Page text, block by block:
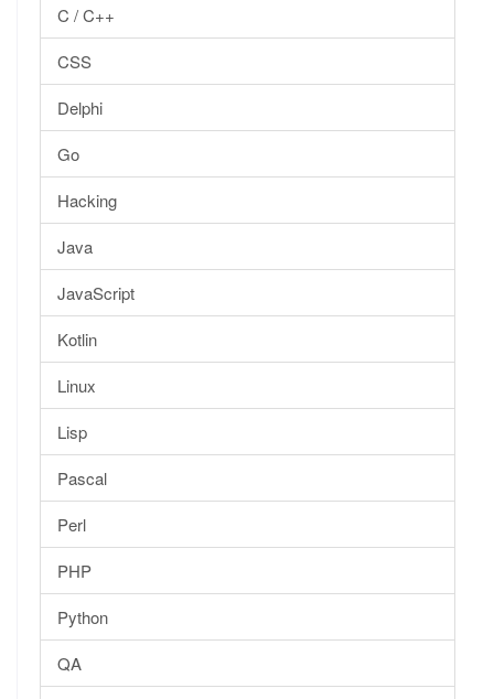
C / C++
CSS
Delphi
Go
Hacking
Java
JavaScript
Kotlin
Linux
Lisp
Pascal
Perl
PHP
Python
QA